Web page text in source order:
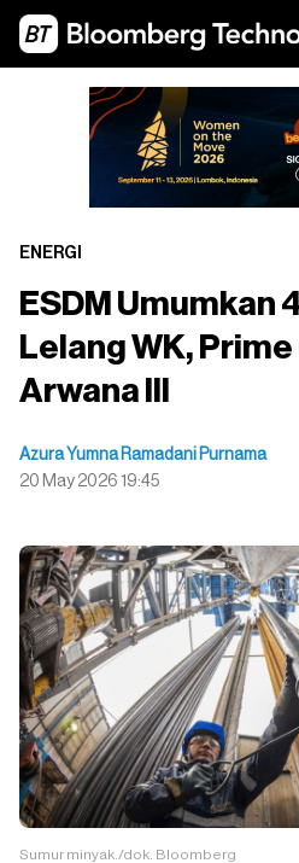
ENERGI
ESDM Umumkan
Lelang WK,
Arwana III
Azura Yumna Ramadani Purnama
20 May 2026 19:45
Sumur minyak./dok. Bloomberg